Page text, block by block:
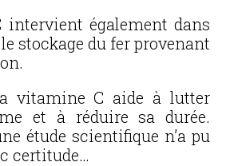
également dans
stockage du fer provenant
vitamine C aide à lutter
et à réduire sa durée.
étude scientifique n’a pu
certitude…